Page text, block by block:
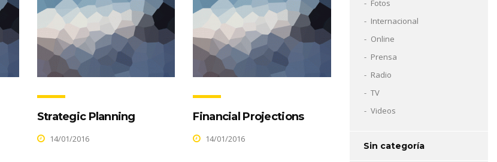
Strategic Planning
14/01/2016
Financial Projections
14/01/2016
Fotos
Internacional
Online
Prensa
Radio
TV
Videos
Sin categoría